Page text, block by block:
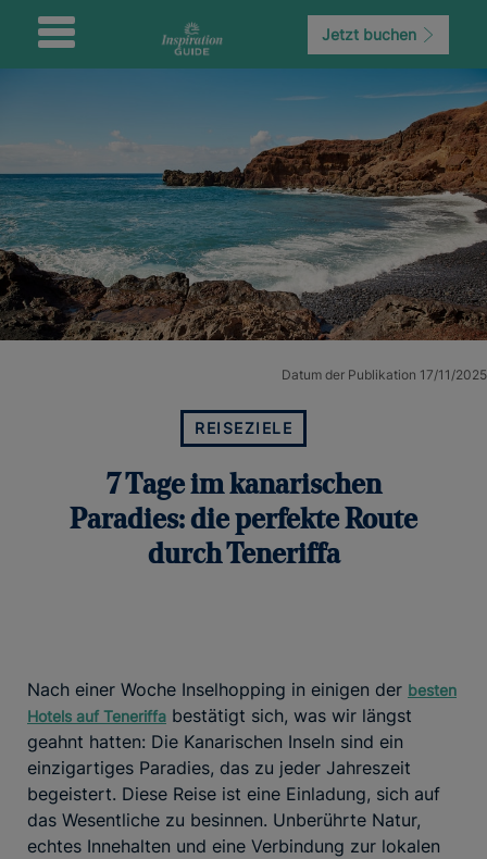
Jetzt buchen
Datum der Publikation 17/11/2025
REISEZIELE
7 Tage im kanarischen
Paradies: die perfekte Route
durch Teneriffa
Nach einer Woche Inselhopping in einigen der besten
Hotels auf Teneriffa bestätigt sich, was wir längst
geahnt hatten: Die Kanarischen Inseln sind ein
einzigartiges Paradies, das zu jeder Jahreszeit
begeistert. Diese Reise ist eine Einladung, sich auf
das Wesentliche zu besinnen. Unberührte Natur,
echtes Innehalten und eine Verbindung zur lokalen